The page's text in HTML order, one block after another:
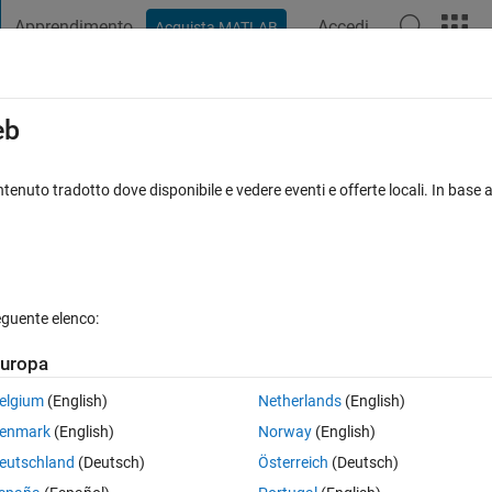
Apprendimento Acquista MATLAB Accedi
grafica generada en un axes de
en un axes de App Designer, tal como se modifica con el mouse la
watch?v=cLnL5LXcy6U
tradotto dove disponibile e vedere eventi e offerte locali. In
elenco:
(English)
(English)
(Deutsch)
Netherlands(English)
Norway(English)
Österreich (Deutsch)